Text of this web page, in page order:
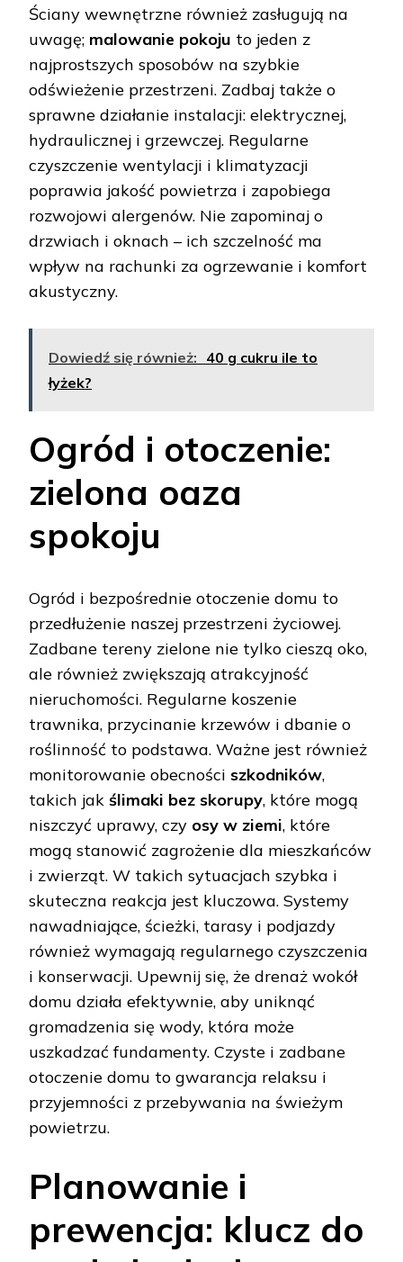
Ściany wewnętrzne również zasługują na
uwagę; malowanie pokoju to jeden z
najprostszych sposobów na szybkie
odświeżenie przestrzeni. Zadbaj także o
sprawne działanie instalacji: elektrycznej,
hydraulicznej i grzewczej. Regularne
czyszczenie wentylacji i klimatyzacji
poprawia jakość powietrza i zapobiega
rozwojowi alergenów. Nie zapominaj o
drzwiach i oknach – ich szczelność ma
wpływ na rachunki za ogrzewanie i komfort
akustyczny.
Dowiedź się również: 40 g cukru ile to
łyżek?
Ogród i otoczenie:
zielona oaza
spokoju
Ogród i bezpośrednie otoczenie domu to
przedłużenie naszej przestrzeni życiowej.
Zadbane tereny zielone nie tylko cieszą oko,
ale również zwiększają atrakcyjność
nieruchomości. Regularne koszenie
trawnika, przycinanie krzewów i dbanie o
roślinność to podstawa. Ważne jest również
monitorowanie obecności szkodników,
takich jak ślimaki bez skorupy, które mogą
niszczyć uprawy, czy osy w ziemi, które
mogą stanowić zagrożenie dla mieszkańców
i zwierząt. W takich sytuacjach szybka i
skuteczna reakcja jest kluczowa. Systemy
nawadniające, ścieżki, tarasy i podjazdy
również wymagają regularnego czyszczenia
i konserwacji. Upewnij się, że drenaż wokół
domu działa efektywnie, aby uniknąć
gromadzenia się wody, która może
uszkadzać fundamenty. Czyste i zadbane
otoczenie domu to gwarancja relaksu i
przyjemności z przebywania na świeżym
powietrzu.
Planowanie i
prewencja: klucz do